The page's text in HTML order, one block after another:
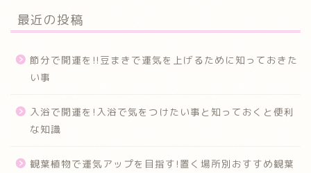
最近の投稿
節分で開運を!!豆まきで運気を上げるために知っておきた
い事
入浴で開運を!入浴で気をつけたい事と知っておくと便利
な知識
観葉植物で運気アップを目指す!置く場所別おすすめ観葉